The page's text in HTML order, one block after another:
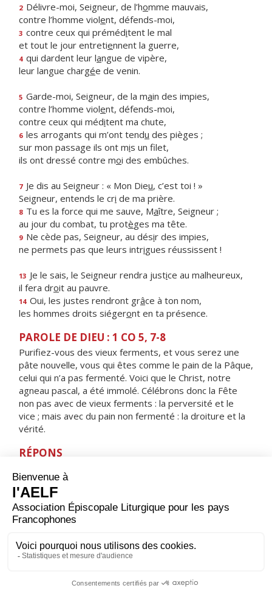
2 Délivre-moi, Seigneur, de l’homme mauvais,
contre l’homme violent, défends-moi,
3 contre ceux qui préméditent le mal
et tout le jour entretiennent la guerre,
4 qui dardent leur langue de vipère,
leur langue chargée de venin.
5 Garde-moi, Seigneur, de la main des impies,
contre l’homme violent, défends-moi,
contre ceux qui méditent ma chute,
6 les arrogants qui m’ont tendu des pièges ;
sur mon passage ils ont mis un filet,
ils ont dressé contre moi des embûches.
7 Je dis au Seigneur : « Mon Dieu, c’est toi ! »
Seigneur, entends le cri de ma prière.
8 Tu es la force qui me sauve, Maître, Seigneur ;
au jour du combat, tu protèges ma tête.
9 Ne cède pas, Seigneur, au désir des impies,
ne permets pas que leurs intrigues réussissent !
13 Je le sais, le Seigneur rendra justice au malheureux,
il fera droit au pauvre.
14 Oui, les justes rendront grâce à ton nom,
les hommes droits siégeront en ta présence.
PAROLE DE DIEU : 1 CO 5, 7-8
Purifiez-vous des vieux ferments, et vous serez une
pâte nouvelle, vous qui êtes comme le pain de la Pâque,
celui qui n’a pas fermenté. Voici que le Christ, notre
agneau pascal, a été immolé. Célébrons donc la Fête
non pas avec de vieux ferments : la perversité et le
vice ; mais avec du pain non fermenté : la droiture et la
vérité.
RÉPONS
le soir approche, alléluia.
ORAISON
Dieu à qui nous devons le salut et la liberté, écoute le
sang de ton Fils, fais que nous puissions vivre de toi et
trouver en toi le bonheur éternel.